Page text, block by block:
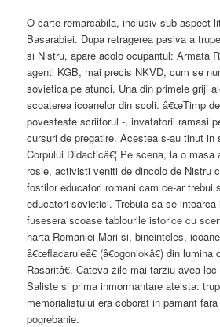
O carte remarcabila, inclusiv sub aspect
Basarabiei. Dupa retragerea pasiva a
si Nistru, apare acolo ocupantul: Armata
agenti KGB, mai precis NKVD, cum se
sovietica pe atunci. Una din primele griji
scoaterea icoanelor din scoli. â€œTimp
povesteste scriitorul -, invatatorii ramasi
cursuri de pregatire. Acestea s-au tinut in
Corpului Didacticâ€¦ Pe scena, la o
rosie, activisti veniti de dincolo de Nistru
fostilor educatori romani cam ce-ar trebui
educatori sovietici. Trebuia sa se
fusesera scoase tablourile istorice cu
harta Romaniei Mari si, bineinteles,
â€œflacaruieâ€ (â€ogoniokâ€) din
Rasaritâ€. Cateva zile mai tarziu avea
Saliste si prima inmormantare ateista:
memorialistului era coborat in pamant
pogrebanie.